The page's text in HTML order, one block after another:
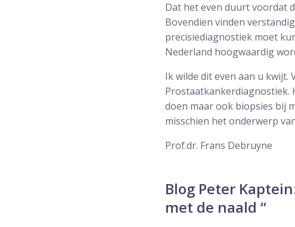
Dat het even duurt voordat
Bovendien vinden
precisiediagnostiek moet
Nederland hoogwaardig
Ik wilde dit even aan u
Prostaatkankerdiagnostiek.
doen maar ook biopsies bij
misschien het onderwerp
Prof.dr. Frans Debruyne
Blog Peter
met de naald “